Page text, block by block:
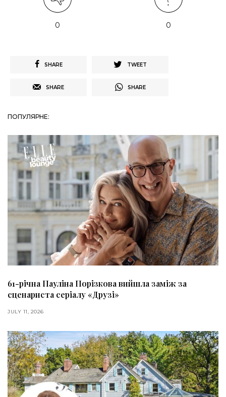
0 0
SHARE TWEET
SHARE SHARE
ПОПУЛЯРНЕ:
61-річна Пауліна Порізкова вийшла заміж за
сценариста серіалу «Друзі»
JULY 11, 2026